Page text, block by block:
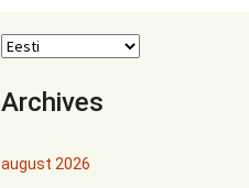
Archives
august 2026